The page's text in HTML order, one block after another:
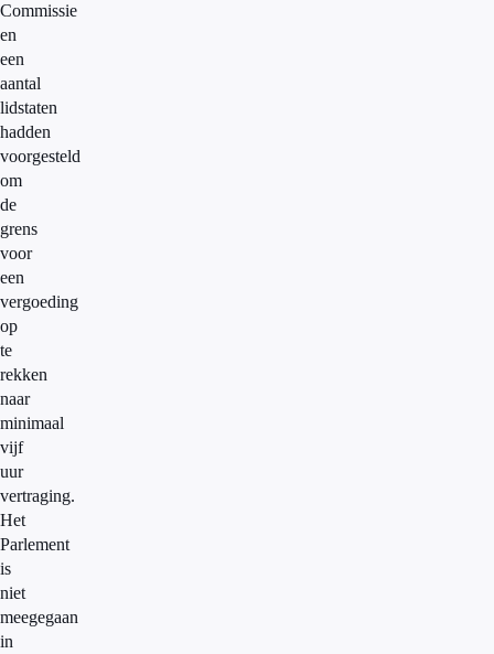
Commissie
en
een
aantal
lidstaten
hadden
voorgesteld
om
de
grens
voor
een
vergoeding
op
te
rekken
naar
minimaal
vijf
uur
vertraging.
Het
Parlement
is
niet
meegegaan
in